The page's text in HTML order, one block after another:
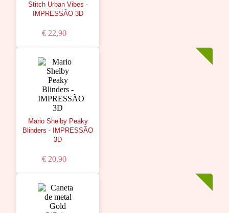
Stitch Urban Vibes -
IMPRESSÃO 3D
€ 22,90
Mario Shelby Peaky
Blinders - IMPRESSÃO
3D
€ 20,90